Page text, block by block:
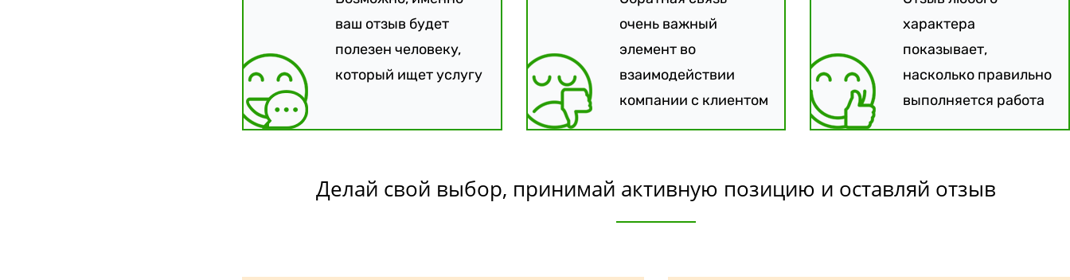
ваш отзыв будет
полезен человеку,
который ищет услугу
очень важный
элемент во
взаимодействии
компании с клиентом
характера
показывает,
насколько правильно
выполняется работа
Делай свой выбор, принимай активную позицию и оставляй отзыв